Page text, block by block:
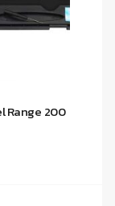
Range 200